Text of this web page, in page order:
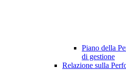
Piano della
di gestione
Relazione sulla